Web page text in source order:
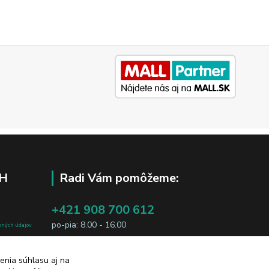
údajov
údajov
Radi Vám pomôžeme:
+421 908 700 612
po-pia: 8.00 - 16.00
súhlasu aj na